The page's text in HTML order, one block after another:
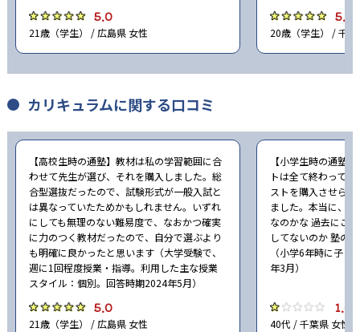
5.0
21歳（学生） / 広島県 女性
5.0
20歳（学生） / 千葉
カリキュラムに関する口コミ
【高校生時の通塾】教材は私の学習範囲に合
わせて先生が選び、それを購入しました。総
合型選抜だったので、試験形式が一般入試と
は異なっていたためかもしれません。いずれ
にしても無理のない難易度で、なおかつ確実
に力のつく教材だったので、自分で選ぶより
も明確に良かったと思います（大学受験で、
週に1回程度授業・指導。利用した主な授業
スタイル：個別。回答時期2024年5月）
5.0
21歳（学生） / 広島県 女性
【小学生時の通塾
トは全て終わって
ストを購入させら
ました。本当に、
なのかな 過去にこ
してないのか 塾の
（小学6年時に子
年3月）
1.0
40代 / 千葉県 女性